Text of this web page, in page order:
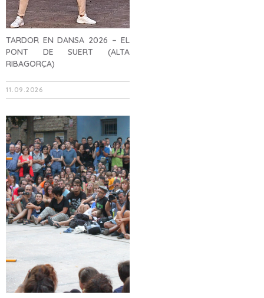
TARDOR EN DANSA 2026 – EL
PONT DE SUERT (ALTA
RIBAGORÇA)
11.09.2026